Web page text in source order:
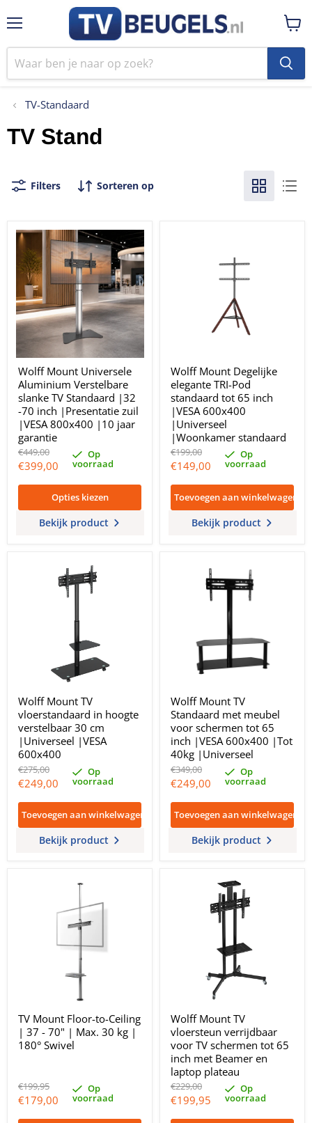
TV-Standaard
TV Stand
Filters Sorteren op
Wolff Mount Universele
Aluminium Verstelbare
slanke TV Standaard |32
-70 inch |Presentatie zuil
|VESA 800x400 |10 jaar
garantie
Oorspronkelijke
prijs
€449,00
Huidige
prijs
€399,00
Op
voorraad
Opties kiezen
Bekijk product
Wolff Mount Degelijke
elegante TRI-Pod
standaard tot 65 inch
|VESA 600x400
|Universeel
|Woonkamer standaard
Oorspronkelijke
prijs
€199,00
Huidige
prijs
€149,00
Op
voorraad
Toevoegen aan winkelwagen
Bekijk product
Wolff Mount TV
vloerstandaard in hoogte
verstelbaar 30 cm
|Universeel |VESA
600x400
Oorspronkelijke
prijs
€275,00
Huidige
€249,00
Op
voorraad
Toevoegen aan winkelwagen
Bekijk product
Wolff Mount TV
Standaard met meubel
voor schermen tot 65
inch |VESA 600x400 |Tot
40kg |Universeel
Oorspronkelijke
prijs
€349,00
Huidige
€249,00
Op
voorraad
Toevoegen aan winkelwagen
Bekijk product
TV Mount Floor-to-Ceiling
| 37 - 70" | Max. 30 kg |
180° Swivel
Oorspronkelijke
prijs
€199,95
Huidige
prijs
€179,00
Op
voorraad
Wolff Mount TV
vloersteun verrijdbaar
voor TV schermen tot 65
inch met Beamer en
laptop plateau
Oorspronkelijke
prijs
€229,00
Huidige
prijs
€199,95
Op
voorraad